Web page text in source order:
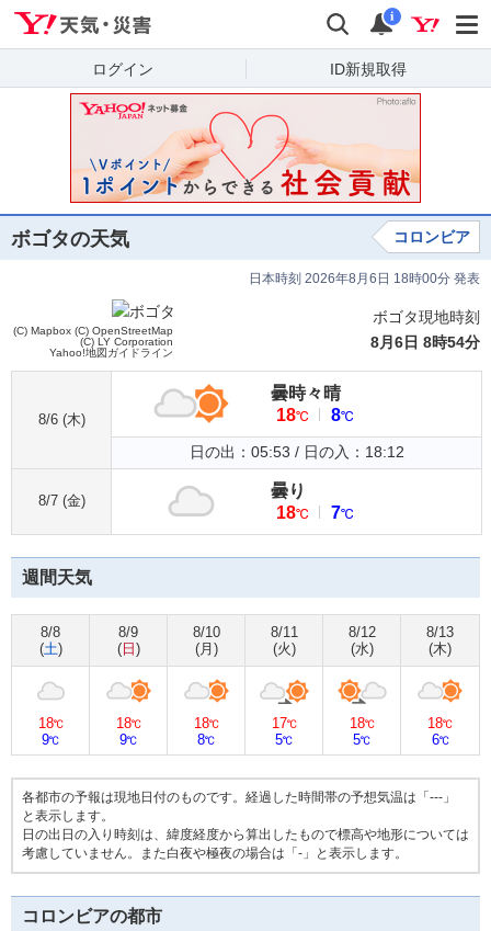
検索 通知
i
ログイン ID新規取得
ボゴタの天気 コロンビア
日本時刻 2026年8月6日 18時00分 発表
(C) Mapbox (C) OpenStreetMap
(C) LY Corporation
Yahoo!地図ガイドライン
ボゴタ現地時刻
8月6日 8時54分
8/6 (木)
曇時々晴
18℃ 8℃
日の出：05:53 / 日の入：18:12
8/7 (金)
曇り
18℃ 7℃
週間天気
8/8
(土)
8/9
(日 )
8/10
(月 )
8/11
(火)
8/12
(水)
8/13
(木)
18℃
9℃
18℃
9℃
18℃
8℃
17℃
5℃
18℃
5℃
18℃
6℃
各都市の予報は現地日付のものです。経過した時間帯の予想気温は「---」
と表示します。
日の出日の入り時刻は、緯度経度から算出したもので標高や地形については
考慮していません。また白夜や極夜の場合は「-」と表示します。
コロンビアの都市